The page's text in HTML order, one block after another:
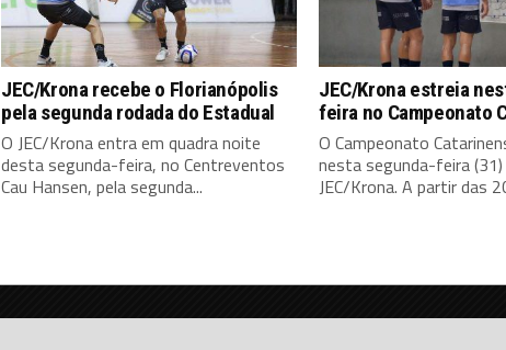
JEC/Krona recebe o Florianópolis
pela segunda rodada do Estadual
O JEC/Krona entra em quadra noite
desta segunda-feira, no Centreventos
Cau Hansen, pela segunda...
JEC/Krona estreia
feira no Campeonato
O Campeonato
nesta segunda-feira
JEC/Krona. A partir das